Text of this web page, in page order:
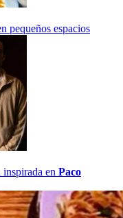
pequeños espacios
en Paco